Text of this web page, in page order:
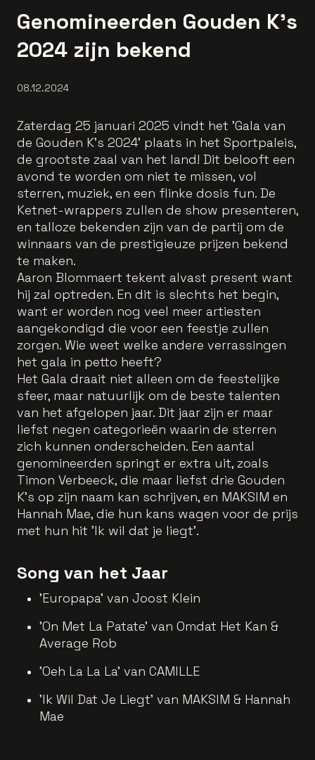
Genomineerden Gouden K's
2024 zijn bekend
08.12.2024
Zaterdag 25 januari 2025 vindt het 'Gala van
de Gouden K's 2024' plaats in het Sportpaleis,
de grootste zaal van het land! Dit belooft een
avond te worden om niet te missen, vol
sterren, muziek, en een flinke dosis fun. De
Ketnet-wrappers zullen de show presenteren,
en talloze bekenden zijn van de partij om de
winnaars van de prestigieuze prijzen bekend
te maken.
Aaron Blommaert tekent alvast present want
hij zal optreden. En dit is slechts het begin,
want er worden nog veel meer artiesten
aangekondigd die voor een feestje zullen
zorgen. Wie weet welke andere verrassingen
het gala in petto heeft?
Het Gala draait niet alleen om de feestelijke
sfeer, maar natuurlijk om de beste talenten
van het afgelopen jaar. Dit jaar zijn er maar
liefst negen categorieën waarin de sterren
zich kunnen onderscheiden. Een aantal
genomineerden springt er extra uit, zoals
Timon Verbeeck, die maar liefst drie Gouden
K's op zijn naam kan schrijven, en MAKSIM en
Hannah Mae, die hun kans wagen voor de prijs
met hun hit 'Ik wil dat je liegt'.
Song van het Jaar
'Europapa' van Joost Klein
'On Met La Patate' van Omdat Het Kan &
Average Rob
'Oeh La La La' van CAMILLE
'Ik Wil Dat Je Liegt' van MAKSIM & Hannah
Mae